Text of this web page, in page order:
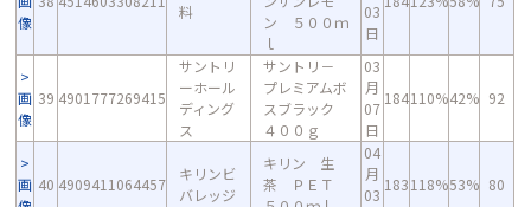
像
料
ン ５００ｍ
ｌ
03
日
画
像
39 4901777269415
サントリ
ーホール
ディング
ス
サントリ－
プレミアムボ
スブラック
４００ｇ
03
月
07
日
184110%42% 92
画 40 4909411064457
キリンビ
バレッジ
キリン 生
茶 ＰＥＴ
04
月
03
183118%53% 80